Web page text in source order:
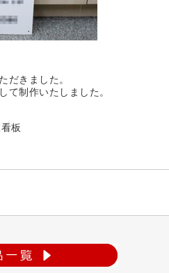
だきました。
て制作いたしました。
板